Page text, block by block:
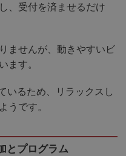
、受付を済ませるだけ
ませんが、動きやすいビ
ます。
いるため、リラックスし
うです。
とプログラム